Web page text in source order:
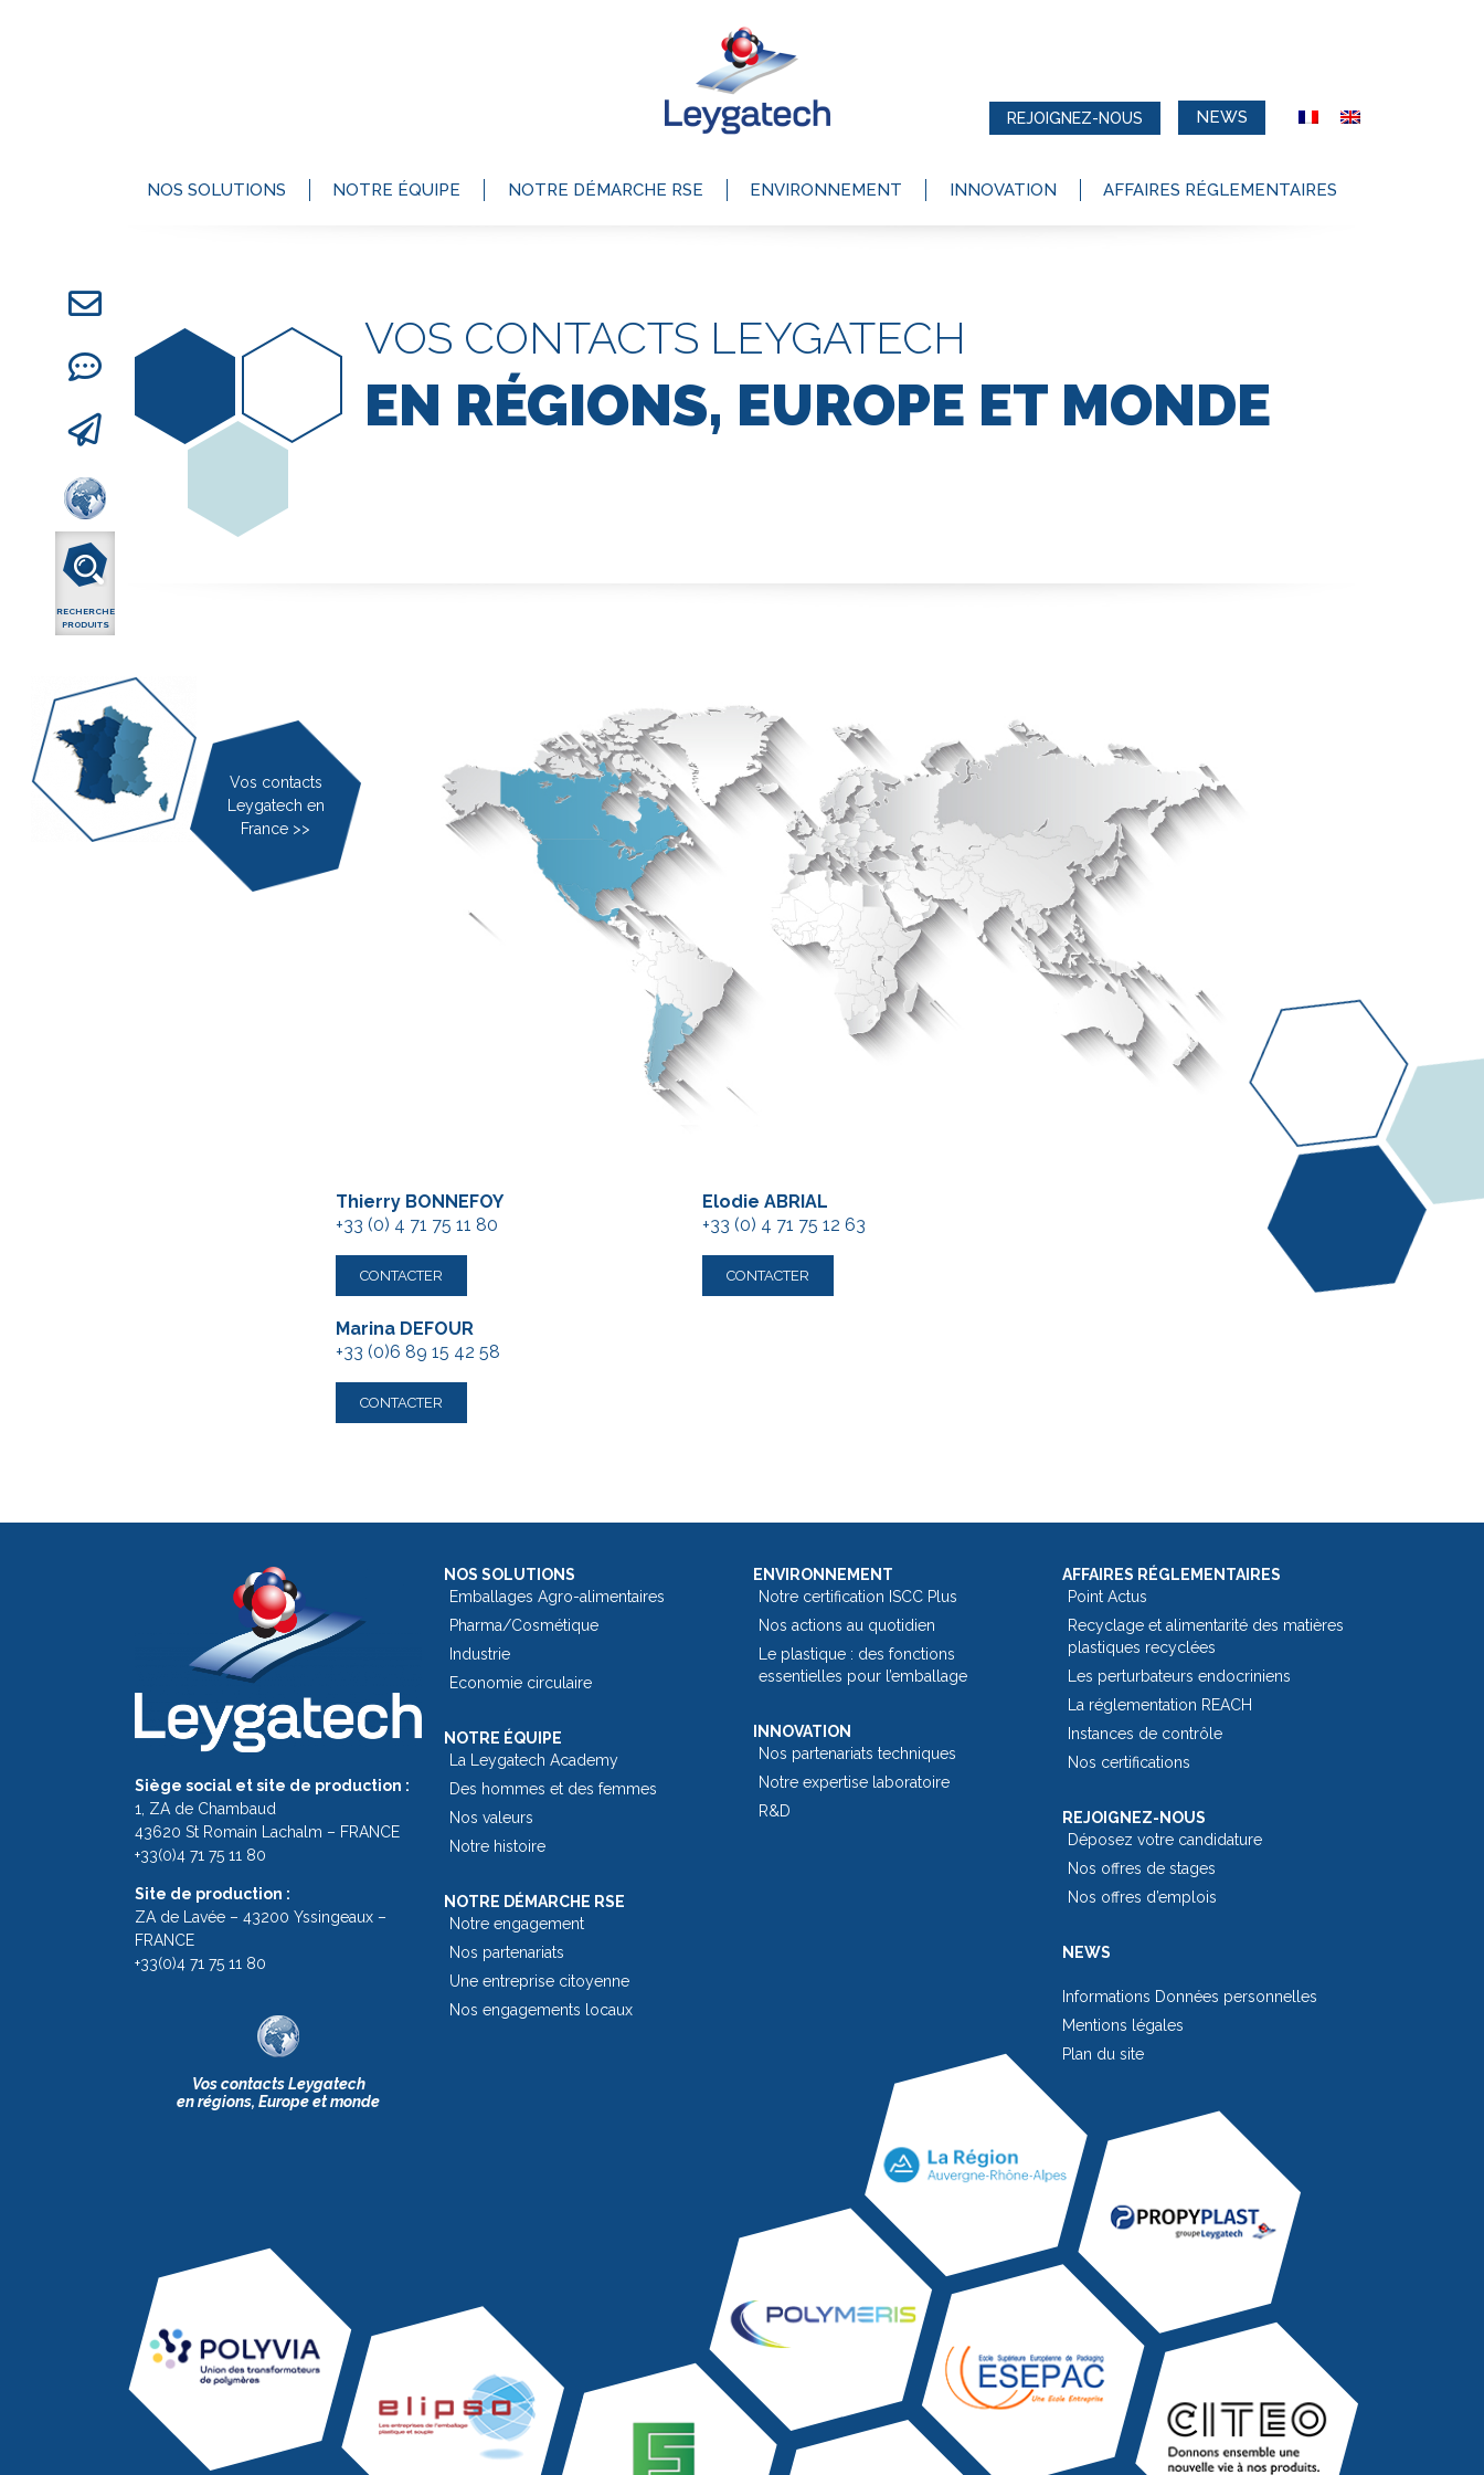
REJOIGNEZ-NOUS NEWS
NOS SOLUTIONS NOTRE ÉQUIPE NOTRE DÉMARCHE RSE ENVIRONNEMENT INNOVATION AFFAIRES RÉGLEMENTAIRES
VOS CONTACTS LEYGATECH
EN RÉGIONS, EUROPE ET MONDE
Vos contacts
Leygatech en
France >>
Thierry BONNEFOY
+33 (0) 4 71 75 11 80
CONTACTER
Elodie ABRIAL
+33 (0) 4 71 75 12 63
CONTACTER
Marina DEFOUR
+33 (0)6 89 15 42 58
CONTACTER
Siège social et site de production :
1, ZA de Chambaud
43620 St Romain Lachalm – FRANCE
+33(0)4 71 75 11 80
Site de production :
ZA de Lavée – 43200 Yssingeaux –
FRANCE
+33(0)4 71 75 11 80
Vos contacts Leygatech
en régions, Europe et monde
NOS SOLUTIONS
Emballages Agro-alimentaires
Pharma/Cosmétique
Industrie
Economie circulaire
NOTRE ÉQUIPE
La Leygatech Academy
Des hommes et des femmes
Nos valeurs
Notre histoire
NOTRE DÉMARCHE RSE
Notre engagement
Nos partenariats
Une entreprise citoyenne
Nos engagements locaux
ENVIRONNEMENT
Notre certification ISCC Plus
Nos actions au quotidien
Le plastique : des fonctions
essentielles pour l’emballage​
INNOVATION
Nos partenariats techniques
Notre expertise laboratoire
R&D
AFFAIRES RÉGLEMENTAIRES
Point Actus
Recyclage et alimentarité des matières
plastiques recyclées
Les perturbateurs endocriniens
La réglementation REACH
Instances de contrôle
Nos certifications
REJOIGNEZ-NOUS
Déposez votre candidature
Nos offres de stages
Nos offres d’emplois
NEWS
Informations Données personnelles
Mentions légales
Plan du site
RECHERCHE
PRODUITS